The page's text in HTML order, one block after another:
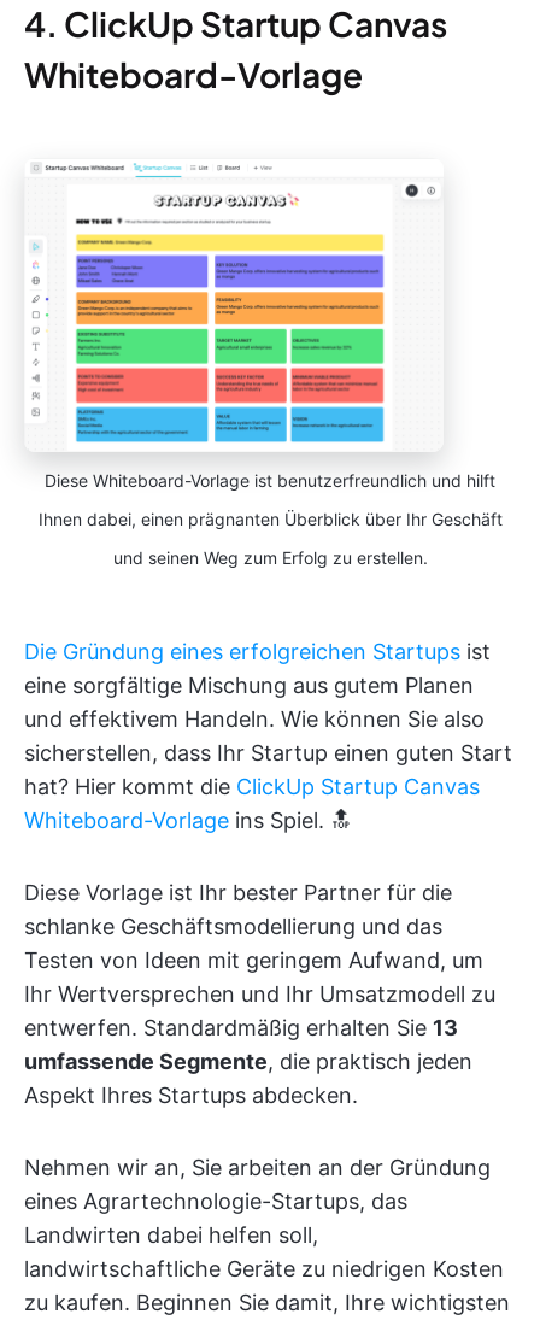
4. ClickUp Startup Canvas
Whiteboard-Vorlage
Diese Whiteboard-Vorlage ist benutzerfreundlich und hilft
Ihnen dabei, einen prägnanten Überblick über Ihr Geschäft
und seinen Weg zum Erfolg zu erstellen.
Die Gründung eines erfolgreichen Startups ist
eine sorgfältige Mischung aus gutem Planen
und effektivem Handeln. Wie können Sie also
sicherstellen, dass Ihr Startup einen guten Start
hat? Hier kommt die ClickUp Startup Canvas
Whiteboard-Vorlage ins Spiel. 🔝
Diese Vorlage ist Ihr bester Partner für die
schlanke Geschäftsmodellierung und das
Testen von Ideen mit geringem Aufwand, um
Ihr Wertversprechen und Ihr Umsatzmodell zu
entwerfen. Standardmäßig erhalten Sie 13
umfassende Segmente, die praktisch jeden
Aspekt Ihres Startups abdecken.
Nehmen wir an, Sie arbeiten an der Gründung
eines Agrartechnologie-Startups, das
Landwirten dabei helfen soll,
landwirtschaftliche Geräte zu niedrigen Kosten
zu kaufen. Beginnen Sie damit, Ihre wichtigsten